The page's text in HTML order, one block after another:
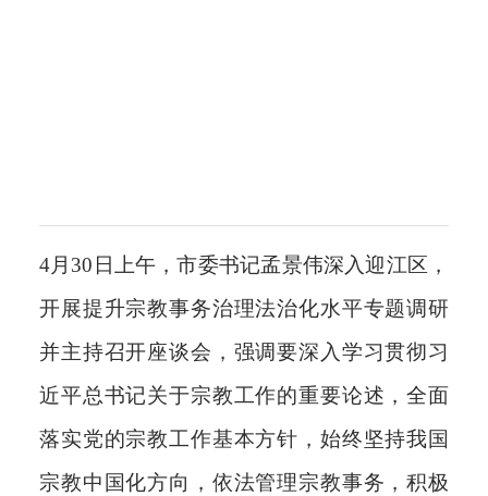
4月30日上午，市委书记孟景伟深入迎江区，
开展提升宗教事务治理法治化水平专题调研
并主持召开座谈会，强调要深入学习贯彻习
近平总书记关于宗教工作的重要论述，全面
落实党的宗教工作基本方针，始终坚持我国
宗教中国化方向，依法管理宗教事务，积极